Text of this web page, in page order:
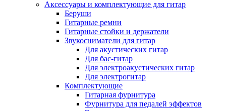
Аксессуары и комплектующие для гитар
Беруши
Гитарные ремни
Гитарные стойки и держатели
Звукосниматели для гитар
Для акустических гитар
Для бас-гитар
Для электроакустических гитар
Для электрогитар
Комплектующие
Гитарная фурнитура
Фурнитура для педалей эффектов